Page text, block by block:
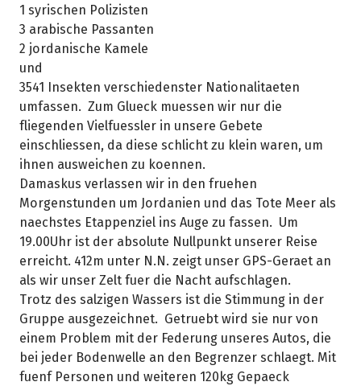
1 syrischen Polizisten
3 arabische Passanten
2 jordanische Kamele
und
3541 Insekten verschiedenster Nationalitaeten
umfassen. Zum Glueck muessen wir nur die
fliegenden Vielfuessler in unsere Gebete
einschliessen, da diese schlicht zu klein waren, um
ihnen ausweichen zu koennen.
Damaskus verlassen wir in den fruehen
Morgenstunden um Jordanien und das Tote Meer als
naechstes Etappenziel ins Auge zu fassen. Um
19.00Uhr ist der absolute Nullpunkt unserer Reise
erreicht. 412m unter N.N. zeigt unser GPS-Geraet an
als wir unser Zelt fuer die Nacht aufschlagen.
Trotz des salzigen Wassers ist die Stimmung in der
Gruppe ausgezeichnet. Getruebt wird sie nur von
einem Problem mit der Federung unseres Autos, die
bei jeder Bodenwelle an den Begrenzer schlaegt. Mit
fuenf Personen und weiteren 120kg Gepaeck